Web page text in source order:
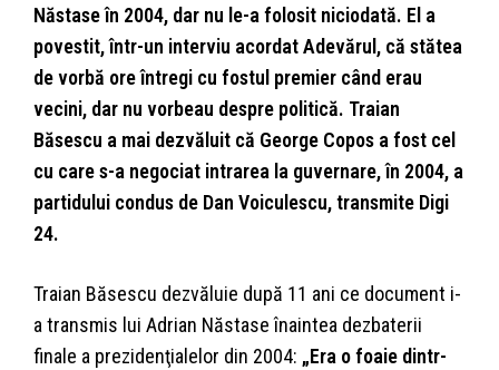
Năstase în 2004, dar nu le-a folosit niciodată. El a
povestit, într-un interviu acordat Adevărul, că stătea
de vorbă ore întregi cu fostul premier când erau
vecini, dar nu vorbeau despre politică. Traian
Băsescu a mai dezvăluit că George Copos a fost cel
cu care s-a negociat intrarea la guvernare, în 2004, a
partidului condus de Dan Voiculescu, transmite Digi
24.
Traian Băsescu dezvăluie după 11 ani ce document i-
a transmis lui Adrian Năstase înaintea dezbaterii
finale a prezidenţialelor din 2004: „Era o foaie dintr-